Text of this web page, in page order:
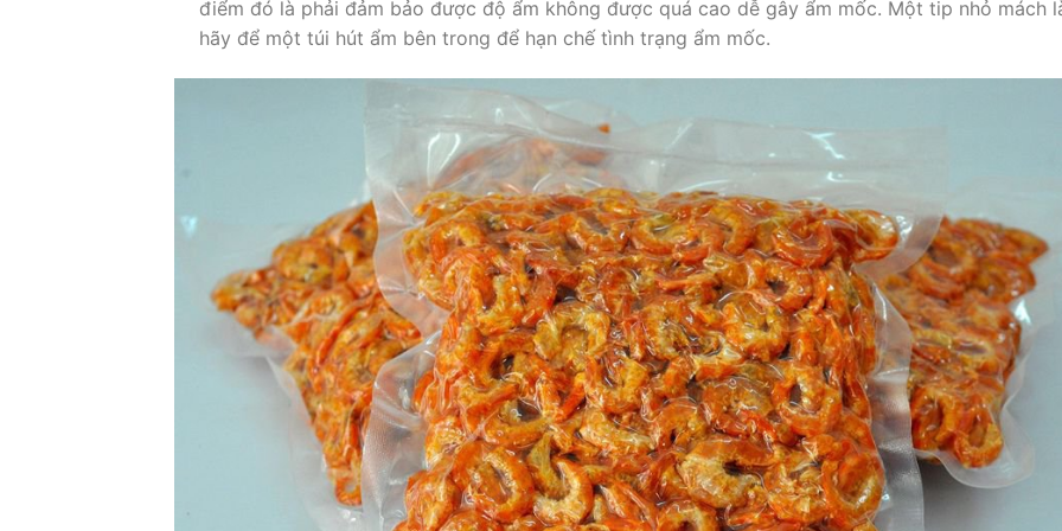
điểm đó là phải đảm bảo được độ ẩm không được quá cao dễ gây ẩm mốc. Một tip nhỏ mách
hãy để một túi hút ẩm bên trong để hạn chế tình trạng ẩm mốc.